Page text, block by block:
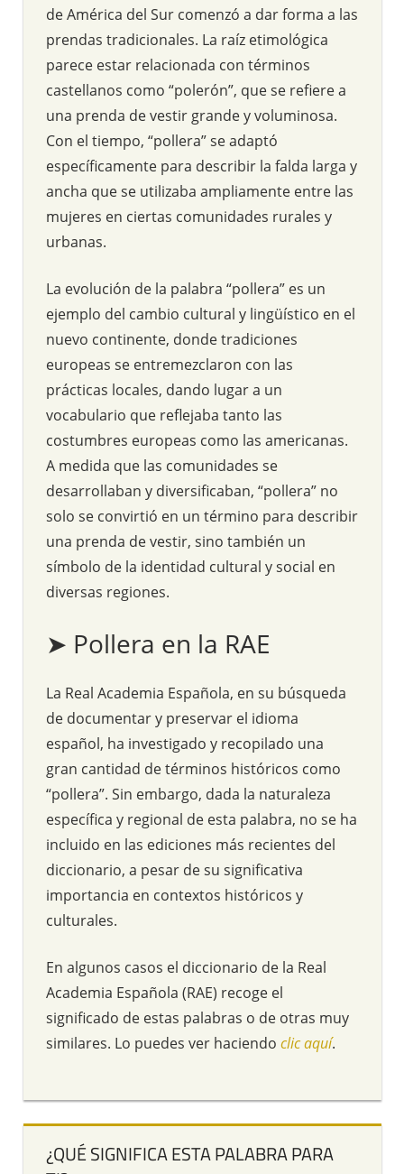
de América del Sur comenzó a dar forma a las
prendas tradicionales. La raíz etimológica
parece estar relacionada con términos
castellanos como “polerón”, que se refiere a
una prenda de vestir grande y voluminosa.
Con el tiempo, “pollera” se adaptó
específicamente para describir la falda larga y
ancha que se utilizaba ampliamente entre las
mujeres en ciertas comunidades rurales y
urbanas.
La evolución de la palabra “pollera” es un
ejemplo del cambio cultural y lingüístico en el
nuevo continente, donde tradiciones
europeas se entremezclaron con las
prácticas locales, dando lugar a un
vocabulario que reflejaba tanto las
costumbres europeas como las americanas.
A medida que las comunidades se
desarrollaban y diversificaban, “pollera” no
solo se convirtió en un término para describir
una prenda de vestir, sino también un
símbolo de la identidad cultural y social en
diversas regiones.
➤ Pollera en la RAE
La Real Academia Española, en su búsqueda
de documentar y preservar el idioma
español, ha investigado y recopilado una
gran cantidad de términos históricos como
“pollera”. Sin embargo, dada la naturaleza
específica y regional de esta palabra, no se ha
incluido en las ediciones más recientes del
diccionario, a pesar de su significativa
importancia en contextos históricos y
culturales.
En algunos casos el diccionario de la Real
Academia Española (RAE) recoge el
significado de estas palabras o de otras muy
similares. Lo puedes ver haciendo clic aquí.
¿QUÉ SIGNIFICA ESTA PALABRA PARA